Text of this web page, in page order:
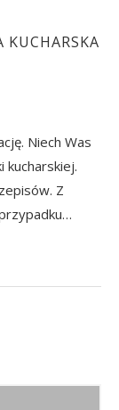
KUCHARSKA
Niech Was
kucharskiej.
Z